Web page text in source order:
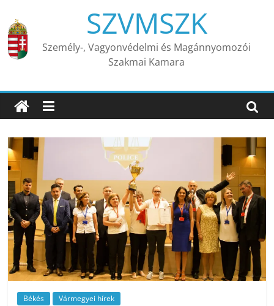
content
SZVMSZK
Személy-, Vagyonvédelmi és Magánnyomozói
Szakmai Kamara
Békés Vármegyei hírek